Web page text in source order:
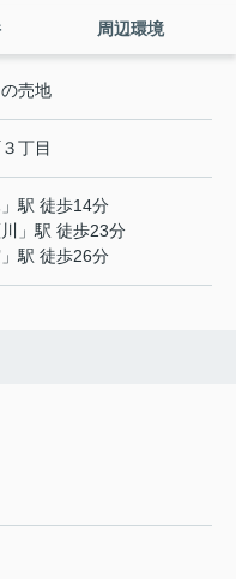
周辺環境
売地
３丁目
」駅 徒歩14分
」駅 徒歩23分
」駅 徒歩26分